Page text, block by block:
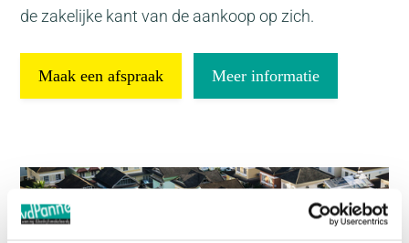
de zakelijke kant van de aankoop op zich.
Maak een afspraak Meer informatie